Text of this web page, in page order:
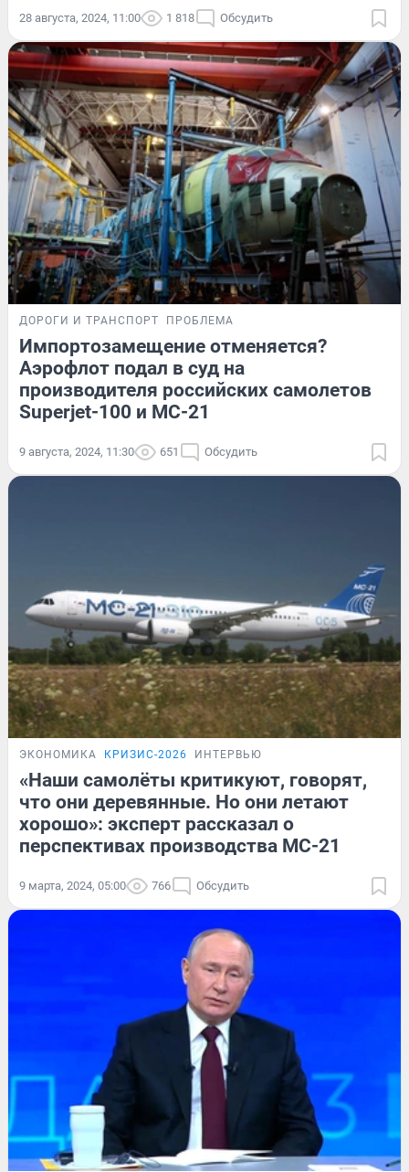
28 августа, 2024, 11:00 1 818 Обсудить
ДОРОГИ И ТРАНСПОРТ ПРОБЛЕМА
Импортозамещение отменяется?
Аэрофлот подал в суд на
производителя российских самолетов
Superjet-100 и МС-21
9 августа, 2024, 11:30 651 Обсудить
ЭКОНОМИКА КРИЗИС-2026 ИНТЕРВЬЮ
«Наши самолёты критикуют, говорят,
что они деревянные. Но они летают
хорошо»: эксперт рассказал о
перспективах производства МС-21
9 марта, 2024, 05:00 766 Обсудить